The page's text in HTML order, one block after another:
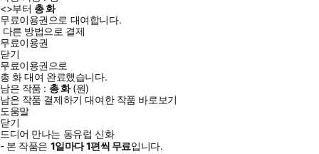
<>부터 총화
무료이용권으로 대여합니다.
다른 방법으로 결제
무료이용권
닫기
무료이용권으로
총 화대여 완료했습니다.
남은 작품 : 총화(원)
남은 작품 결제하기 대여한 작품 바로보기
도움말
닫기
드디어 만나는 동유럽 신화
- 본 작품은 1일마다1편씩 무료입니다.